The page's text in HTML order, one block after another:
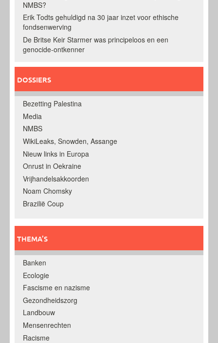
NMBS?
Erik Todts gehuldigd na 30 jaar inzet voor ethische
fondsenwerving
De Britse Keir Starmer was principeloos en een
genocide-ontkenner
DOSSIERS
Bezetting Palestina
Media
NMBS
WikiLeaks, Snowden, Assange
Nieuw links in Europa
Onrust in Oekraine
Vrijhandelsakkoorden
Noam Chomsky
Brazilië Coup
THEMA’S
Banken
Ecologie
Fascisme en nazisme
Gezondheidszorg
Landbouw
Mensenrechten
Racisme